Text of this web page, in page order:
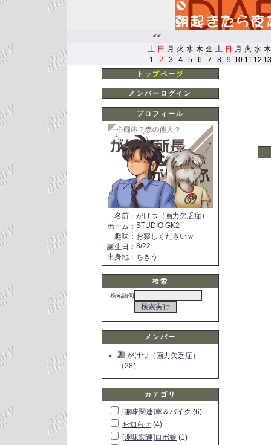
<<
土 日 月 火 水 木 金 土 日 月 火 水 木
1
2 3 4 5 6 7 8 9 10 11 12 13
トップページ
メンバーログイン
プロフィール
名前 ： がけつ（画力欠乏症）
ホーム ： STUDIO GK2
趣味 ： お察しくださいｗ
誕生日 ： 8/22
出身地 ： ちきう
検索
検索語句
メンバー
がけつ（画力欠乏症）
（28）
カテゴリ
[趣味関連]車＆バイク (6)
お知らせ (4)
[趣味関連]ロボ娘 (1)